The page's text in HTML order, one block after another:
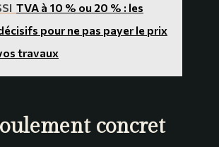
TVA à 10 % ou 20 % : les
pour ne pas payer le prix
travaux
concret